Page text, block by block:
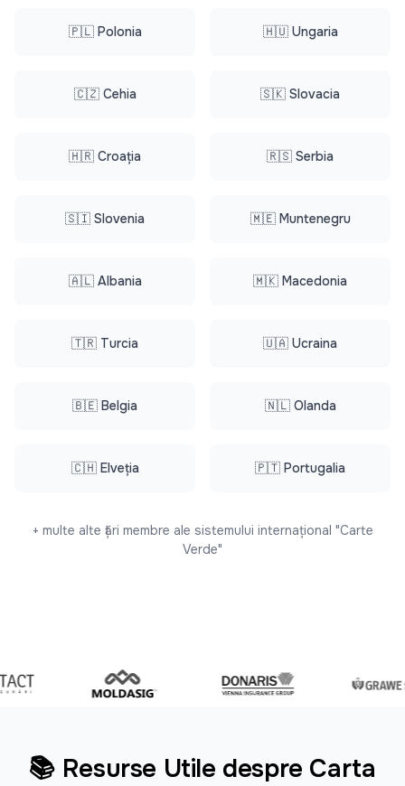
🇵🇱 Polonia 🇭🇺 Ungaria
🇨🇿 Cehia 🇸🇰 Slovacia
🇭🇷 Croația 🇷🇸 Serbia
🇸🇮 Slovenia 🇲🇪 Muntenegru
🇦🇱 Albania 🇲🇰 Macedonia
🇹🇷 Turcia 🇺🇦 Ucraina
🇧🇪 Belgia 🇳🇱 Olanda
🇨🇭 Elveția 🇵🇹 Portugalia
+ multe alte țări membre ale sistemului internațional "Carte
Verde"
📚 Resurse Utile despre Carta